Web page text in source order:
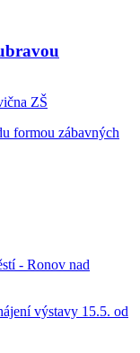
ZŠ
formou zábavných
- Ronov nad
výstavy 15.5. od